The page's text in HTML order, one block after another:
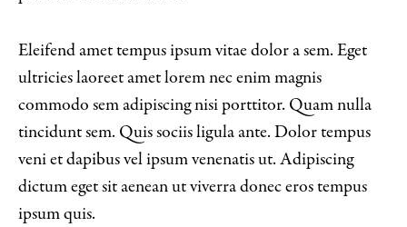
Eleifend amet tempus ipsum vitae dolor a sem. Eget
ultricies laoreet amet lorem nec enim magnis
commodo sem adipiscing nisi porttitor. Quam nulla
tincidunt sem. Quis sociis ligula ante. Dolor tempus
veni et dapibus vel ipsum venenatis ut. Adipiscing
dictum eget sit aenean ut viverra donec eros tempus
ipsum quis.